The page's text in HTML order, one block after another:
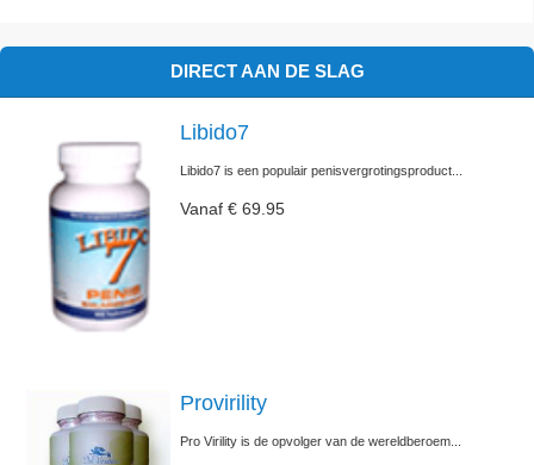
DIRECT AAN DE SLAG
Libido7
Libido7 is een populair penisvergrotingsproduct...
Vanaf € 69.95
Provirility
Pro Virility is de opvolger van de wereldberoem...